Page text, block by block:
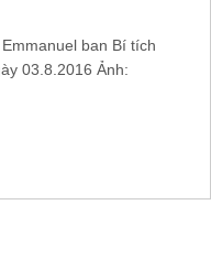
ban Bí tích
03.8.2016 Ảnh: